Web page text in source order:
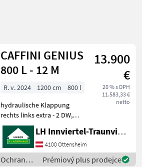
CAFFINI GENIUS
800 L - 12 M
13.900
€
20 % s DPH
11.583,33 €
netto
R. v. 2024 1200 cm
800 l
hydraulische Klappung
rechts links extra - 2 DW,
mechanische
Höhenverstellung mit der
Winde, Saug und
Druckfilter, Reinwasser und
Handwaschbehälter
LH Innviertel-Traunviertel-Urfahr eGen, Ottensheim
4100 Ottensheim
Ochrana
Prémiový plus prodejce